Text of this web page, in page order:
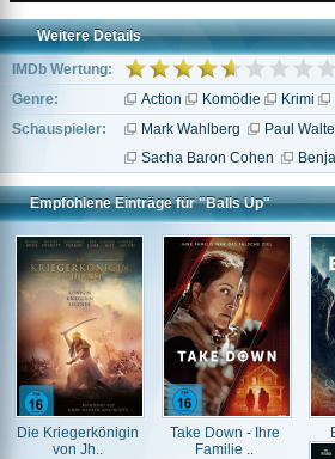
Weitere Details
IMDb Wertung:
Genre:
Action Komödie Krimi
Schauspieler:
Mark Wahlberg
Paul
Sacha Baron Cohen
Empfohlene Einträge für "Balls Up"
Die Kriegerkönigin
von Jh..
Take Down - Ihre
Familie ..